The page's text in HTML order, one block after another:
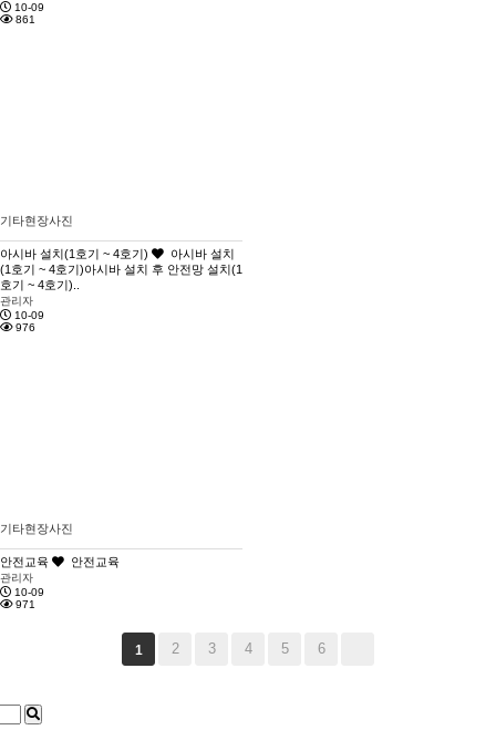
10-09
861
기타현장사진
아시바 설치(1호기 ~ 4호기)
아시바 설치
(1호기 ~ 4호기)아시바 설치 후 안전망 설치(1
호기 ~ 4호기)..
관리자
10-09
976
기타현장사진
안전교육 안전교육
관리자
10-09
971
1 2 3 4 5 6